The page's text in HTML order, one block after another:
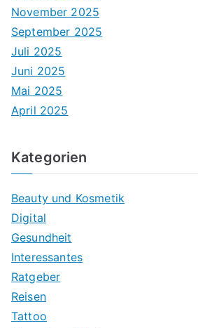
November 2025
September 2025
Juli 2025
Juni 2025
Mai 2025
April 2025
Kategorien
Beauty und Kosmetik
Digital
Gesundheit
Interessantes
Ratgeber
Reisen
Tattoo